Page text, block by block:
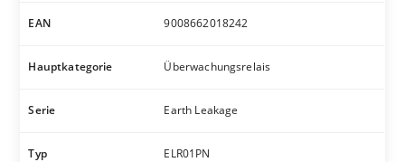
EAN 9008662018242
Hauptkategorie Überwachungsrelais
Serie Earth Leakage
Typ ELR01PN